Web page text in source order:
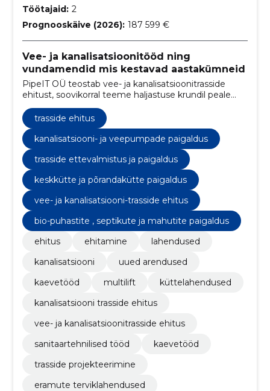
Töötajaid: 2
Prognooskäive (2026): 187 599 €
Vee- ja kanalisatsioonitööd ning
vundamendid mis kestavad aastakümneid
PipeIT OÜ teostab vee- ja kanalisatsioonitrasside
ehitust, soovikorral teeme haljastuse krundil peale
tööde lõppu. Lisaks ehitame plaat ja lintvundamente
koos kõigi kommunikatsioonidega ning teostame
erinevaid torutöid. Vajadusel teeme sulle projekti ja
ajame korda dokumentatsiooni kohaliku vee-
ettevõttega.
trasside ehitus
kanalisatsiooni- ja veepumpade paigaldus
trasside ettevalmistus ja paigaldus
keskkütte ja põrandakütte paigaldus
vee- ja kanalisatsiooni-trasside ehitus
bio-puhastite , septikute ja mahutite paigaldus
ehitus
ehitamine
lahendused
kanalisatsiooni
uued arendused
kaevetööd
multilift
küttelahendused
kanalisatsiooni trasside ehitus
vee- ja kanalisatsioonitrasside ehitus
sanitaartehnilised tööd
kaevetööd
trasside projekteerimine
eramute terviklahendused